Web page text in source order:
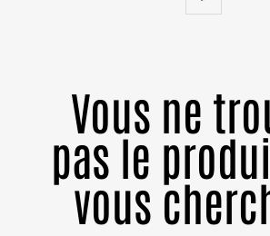
Vous ne
pas le
vous